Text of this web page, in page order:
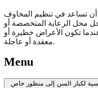
أن تساعد في تنظيم المخاوف
محل الرعاية المتخصصة أو
تكون الأعراض خطيرة أو
معقدة أو عاجلة.
Menu
لكبار السن إلى منظور خاص